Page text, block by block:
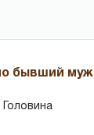
бывший муж